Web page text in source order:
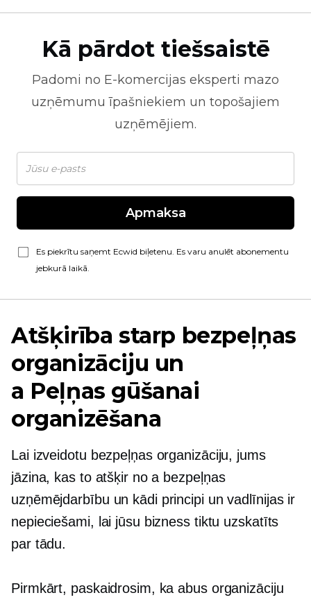
Kā pārdot tiešsaistē
Padomi no E-komercijas eksperti mazo
uzņēmumu īpašniekiem un topošajiem
uzņēmējiem.
Apmaksa
Es piekrītu saņemt Ecwid biļetenu. Es varu anulēt abonementu
jebkurā laikā.
Atšķirība starp bezpeļņas
organizāciju un
a Peļņas gūšanai
organizēšana
Lai izveidotu bezpeļņas organizāciju, jums
jāzina, kas to atšķir no a bezpeļņas
uzņēmējdarbību un kādi principi un vadlīnijas ir
nepieciešami, lai jūsu bizness tiktu uzskatīts
par tādu.
Pirmkārt, paskaidrosim, ka abus organizāciju